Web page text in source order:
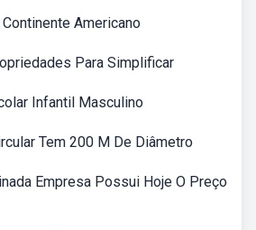
Americano
Para Simplificar
Infantil Masculino
Tem 200 M De Diâmetro
Empresa Possui Hoje O Preço